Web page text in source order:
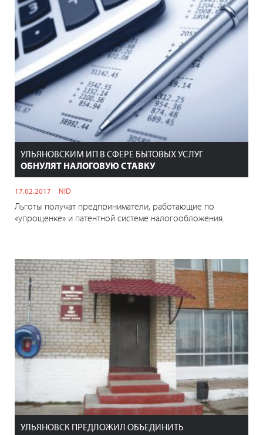
УЛЬЯНОВСКИМ ИП В СФЕРЕ БЫТОВЫХ УСЛУГ
ОБНУЛЯТ НАЛОГОВУЮ СТАВКУ
17.02.2017 NID
Льготы получат предприниматели, работающие по
«упрощенке» и патентной системе налогообложения.
УЛЬЯНОВСК ПРЕДЛОЖИЛ ОБЪЕДИНИТЬ